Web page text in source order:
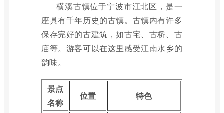
横溪古镇位于宁波市江北区，是一
座具有千年历史的古镇。古镇内有许多
保存完好的古建筑，如古宅、古桥、古
庙等。游客可以在这里感受江南水乡的
韵味。
景点
名称
位置 特色